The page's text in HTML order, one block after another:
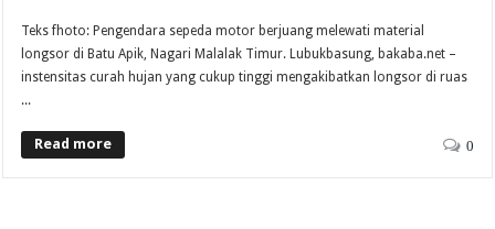
Teks fhoto: Pengendara sepeda motor berjuang melewati material
longsor di Batu Apik, Nagari Malalak Timur. Lubukbasung, bakaba.net –
instensitas curah hujan yang cukup tinggi mengakibatkan longsor di ruas
...
Read more 0